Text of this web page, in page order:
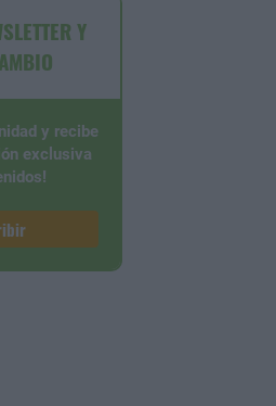
Y
y recibe
exclusiva